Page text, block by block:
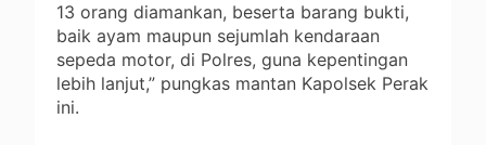
13 orang diamankan, beserta barang bukti,
baik ayam maupun sejumlah kendaraan
sepeda motor, di Polres, guna kepentingan
lebih lanjut,” pungkas mantan Kapolsek Perak
ini.